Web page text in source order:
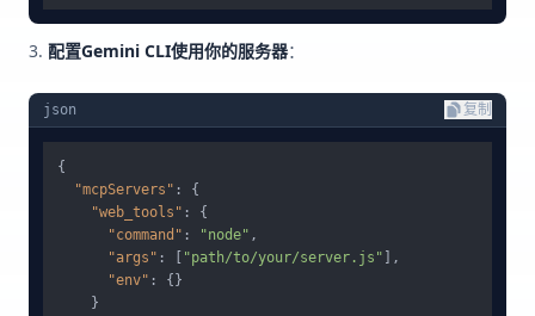
配置Gemini CLI使用你的服务器：
json 复制
{
"mcpServers" :
{
"web_tools" :
{
"command" : "node" ,
"args" : "path/to/your/server.js"
,
"env" : { }
}